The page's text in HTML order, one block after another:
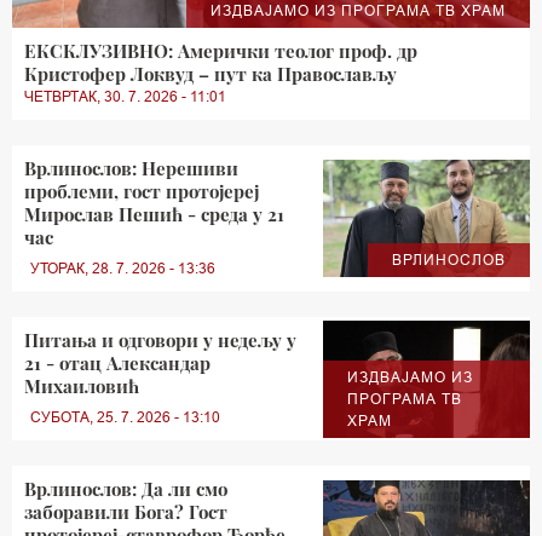
ИЗДВАЈАМО ИЗ ПРОГРАМА ТВ ХРАМ
ЕКСКЛУЗИВНО: Амерички теолог проф. др
Кристофер Локвуд – пут ка Православљу
ЧЕТВРТАК, 30. 7. 2026 - 11:01
ВРЛИНОСЛОВ
Врлинослов: Нерешиви
проблеми, гост протојереј
Мирослав Пешић - среда у 21
час
УТОРАК, 28. 7. 2026 - 13:36
ИЗДВАЈАМО ИЗ
ПРОГРАМА ТВ
ХРАМ
Питања и одговори у недељу у
21 - отац Александар
Михаиловић
СУБОТА, 25. 7. 2026 - 13:10
Врлинослов: Да ли смо
заборавили Бога? Гост